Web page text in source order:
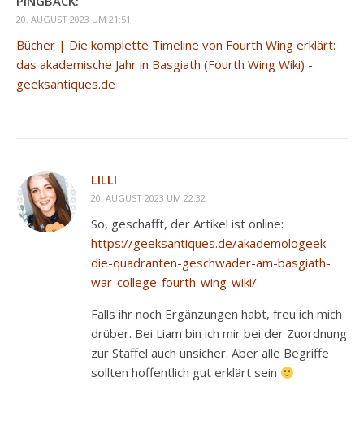
20. AUGUST 2023 UM 21:51
Bücher | Die komplette Timeline von Fourth Wing erklärt:
das akademische Jahr in Basgiath (Fourth Wing Wiki) -
geeksantiques.de
LILLI
20. AUGUST 2023 UM 22:32
So, geschafft, der Artikel ist online:
https://geeksantiques.de/akademologeek-
die-quadranten-geschwader-am-basgiath-
war-college-fourth-wing-wiki/
Falls ihr noch Ergänzungen habt, freu ich mich
drüber. Bei Liam bin ich mir bei der Zuordnung
zur Staffel auch unsicher. Aber alle Begriffe
sollten hoffentlich gut erklärt sein